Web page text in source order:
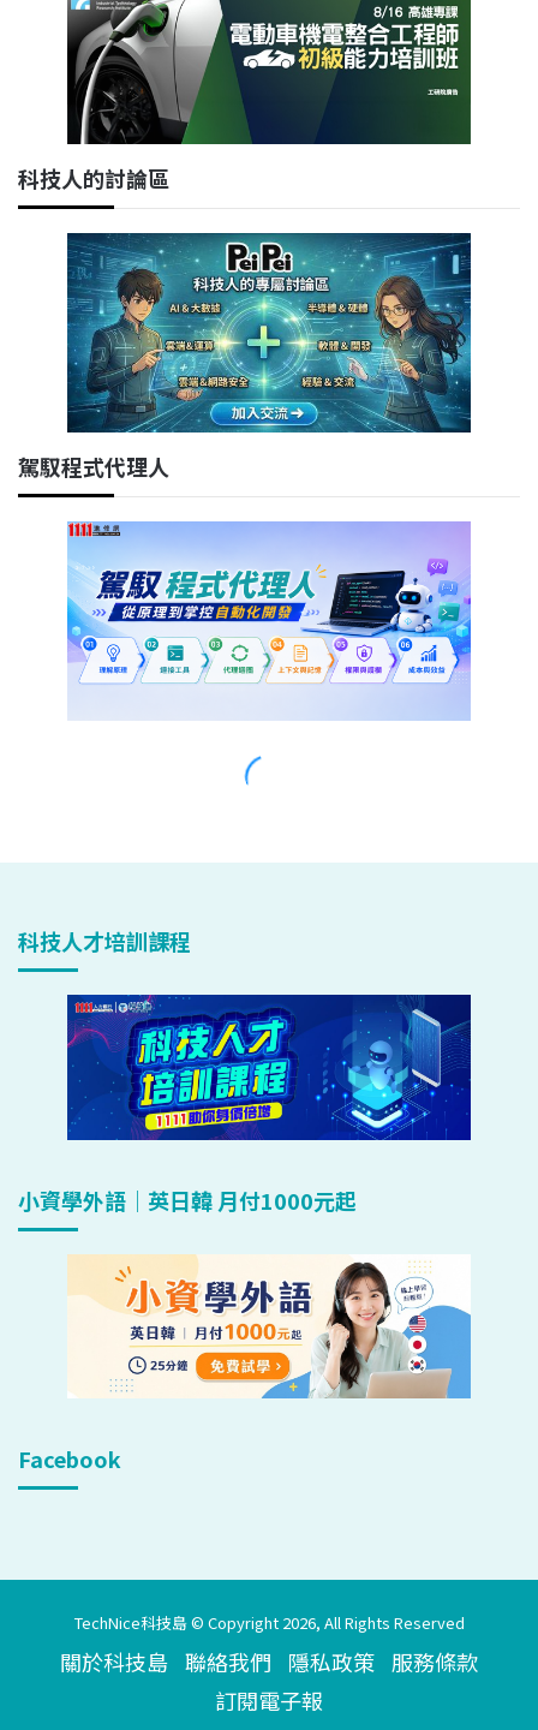
科技人才培訓課程
小資學外語｜英日韓 月付1000元起
Facebook
TechNice科技島 © Copyright 2026, All Rights Reserved
關於科技島 聯絡我們 隱私政策 服務條款
訂閱電子報